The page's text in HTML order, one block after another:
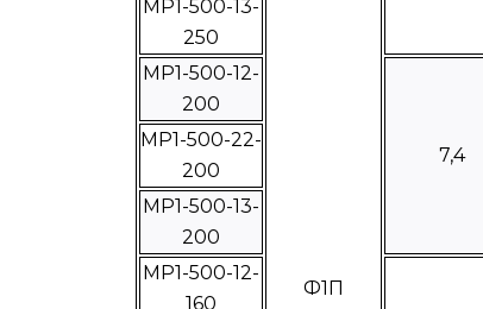
Ф1П
МР1-500-13-
250
МР1-500-12-
200
7,4
МР1-500-22-
200
МР1-500-13-
200
МР1-500-12-
160